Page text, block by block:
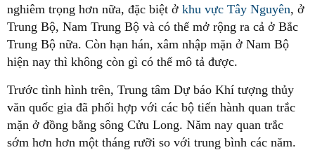
nghiêm trọng hơn nữa, đặc biệt ở khu vực Tây Nguyên, ở
Trung Bộ, Nam Trung Bộ và có thể mở rộng ra cả ở Bắc
Trung Bộ nữa. Còn hạn hán, xâm nhập mặn ở Nam Bộ
hiện nay thì không còn gì có thể mô tả được.
Trước tình hình trên, Trung tâm Dự báo Khí tượng thủy
văn quốc gia đã phối hợp với các bộ tiến hành quan trắc
mặn ở đồng bằng sông Cửu Long. Năm nay quan trắc
sớm hơn hơn một tháng rưỡi so với trung bình các năm.